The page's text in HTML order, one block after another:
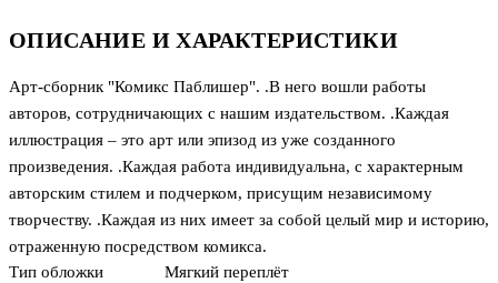
ОПИСАНИЕ И ХАРАКТЕРИСТИКИ
Арт-сборник "Комикс Паблишер". .В него вошли работы
авторов, сотрудничающих с нашим издательством. .Каждая
иллюстрация – это арт или эпизод из уже созданного
произведения. .Каждая работа индивидуальна, с характерным
авторским стилем и подчерком, присущим независимому
творчеству. .Каждая из них имеет за собой целый мир и историю,
отраженную посредством комикса.
Тип обложки
Мягкий переплёт